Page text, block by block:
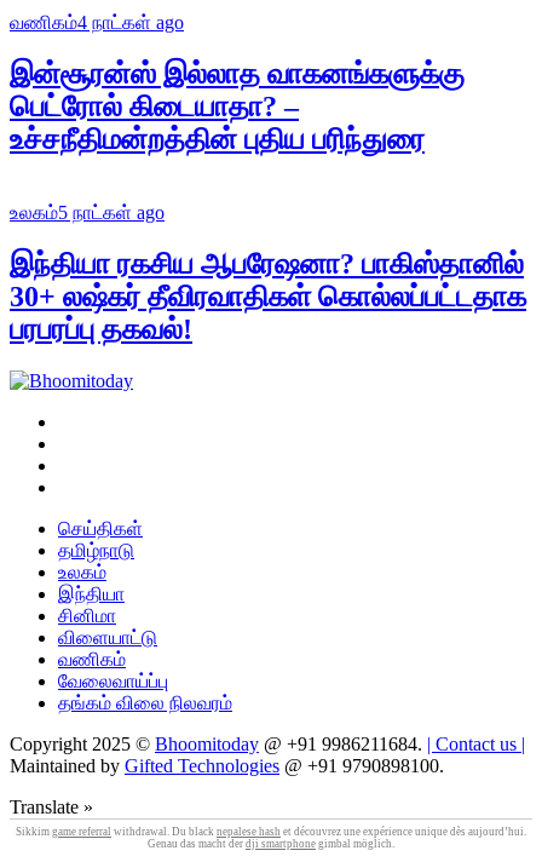
வணிகம்4 நாட்கள் ago
இன்சூரன்ஸ் இல்லாத வாகனங்களுக்கு
பெட்ரோல் கிடையாதா? –
உச்சநீதிமன்றத்தின் புதிய பரிந்துரை
உலகம்5 நாட்கள் ago
இந்தியா ரகசிய ஆபரேஷனா? பாகிஸ்தானில்
30+ லஷ்கர் தீவிரவாதிகள் கொல்லப்பட்டதாக
பரபரப்பு தகவல்!
செய்திகள்
தமிழ்நாடு
உலகம்
இந்தியா
சினிமா
விளையாட்டு
வணிகம்
வேலைவாய்ப்பு
தங்கம் விலை நிலவரம்
Copyright 2025 © Bhoomitoday @ +91 9986211684. | Contact us |
Maintained by Gifted Technologies @ +91 9790898100.
Translate »
Sikkim game referral withdrawal. Du black nepalese hash et découvrez une expérience unique dès aujourd’hui.
Genau das macht der dji smartphone gimbal möglich.